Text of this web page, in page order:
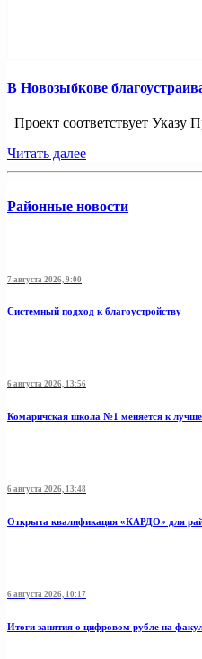
В Новозыбкове
Проект соответствует
Читать далее
Районные новости
7 августа 2026, 9:00
Системный подход к благоустройству
6 августа 2026, 13:56
Комаричская школа №1 меняется к
6 августа 2026, 13:48
Открыта квалификация «КАРДО» для
6 августа 2026, 10:17
Итоги занятия о цифровом рубле на